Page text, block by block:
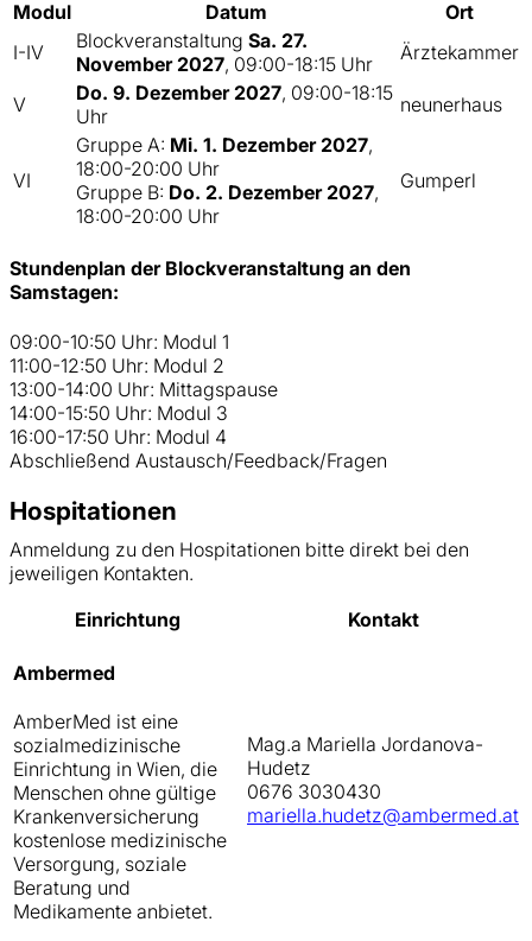
Modul Datum
Ort
I-IV
Blockveranstaltung Sa. 27.
November 2027, 09:00-18:15 Uhr Ärztekammer
V Do. 9. Dezember 2027, 09:00-18:15
Uhr
neunerhaus
VI
Gruppe A: Mi. 1. Dezember 2027,
18:00-20:00 Uhr
Gruppe B: Do. 2. Dezember 2027,
18:00-20:00 Uhr
Gumperl
Stundenplan der Blockveranstaltung an den
Samstagen:
09:00-10:50 Uhr: Modul 1
11:00-12:50 Uhr: Modul 2
13:00-14:00 Uhr: Mittagspause
14:00-15:50 Uhr: Modul 3
16:00-17:50 Uhr: Modul 4
Abschließend Austausch/Feedback/Fragen
Hospitationen
Anmeldung zu den Hospitationen bitte direkt bei den
jeweiligen Kontakten.
Einrichtung
Kontakt
Ambermed
AmberMed ist eine
sozialmedizinische
Einrichtung in Wien, die
Menschen ohne gültige
Krankenversicherung
kostenlose medizinische
Versorgung, soziale
Beratung und
Medikamente anbietet.
Mag.a Mariella Jordanova-
Hudetz
0676 3030430
mariella.hudetz@ambermed.at